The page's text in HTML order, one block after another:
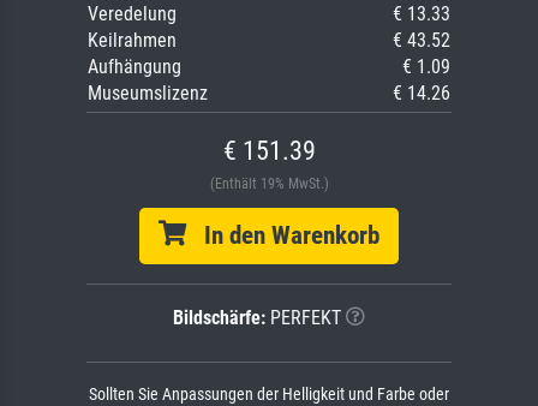
Veredelung
€ 13.33
Keilrahmen
€ 43.52
Aufhängung
€ 1.09
Museumslizenz
€ 14.26
€ 151.39
(Enthält 19% MwSt.)
In den Warenkorb
Bildschärfe: PERFEKT
Sollten Sie Anpassungen der Helligkeit und Farbe oder